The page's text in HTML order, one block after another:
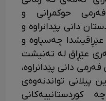
حوکمڕانی و
دانی پێدانراوە و
چەسپاوە و
عێڕاق لە تەنیشت
دانی پێدانراوە،
پیلانی تواندنەوەی
کوردستانییەکانی